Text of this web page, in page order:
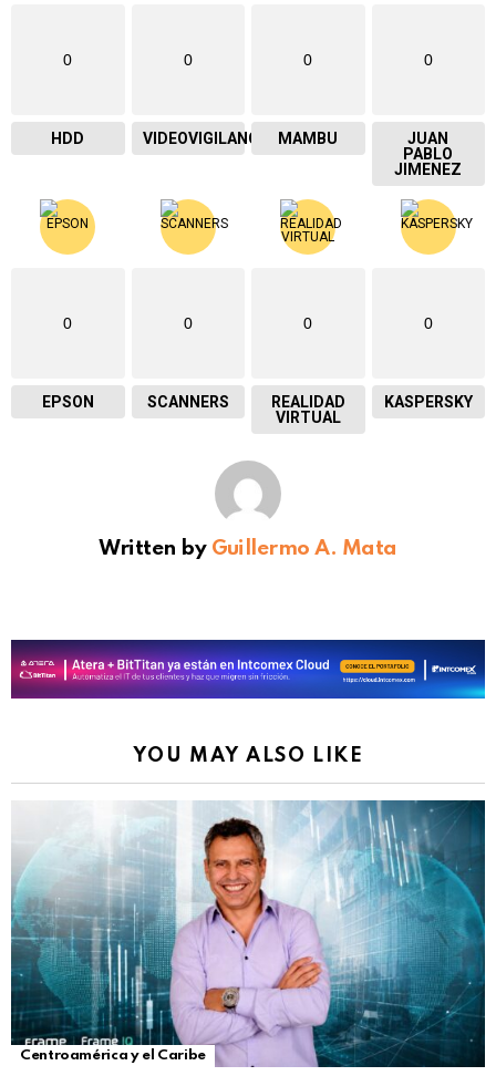
0
HDD
0
VIDEOVIGILANCIA
0
MAMBU
0
JUAN
PABLO
JIMENEZ
0
EPSON
0
SCANNERS
0
REALIDAD
VIRTUAL
0
KASPERSKY
Written by Guillermo A. Mata
YOU MAY ALSO LIKE
Centroamérica y el Caribe